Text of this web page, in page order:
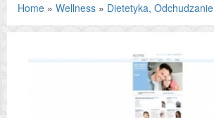
Home » Wellness » Dietetyka, Odchudzanie